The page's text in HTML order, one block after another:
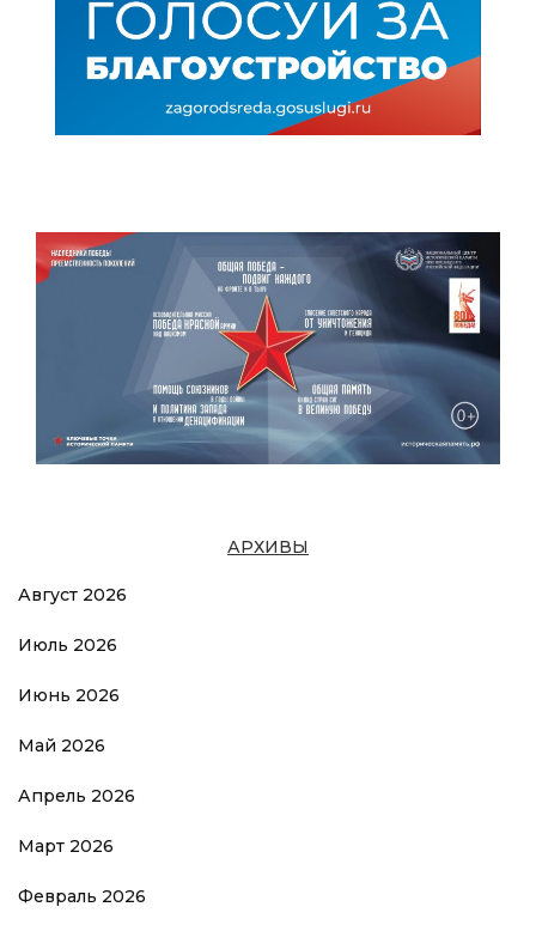
АРХИВЫ
Август 2026
Июль 2026
Июнь 2026
Май 2026
Апрель 2026
Март 2026
Февраль 2026